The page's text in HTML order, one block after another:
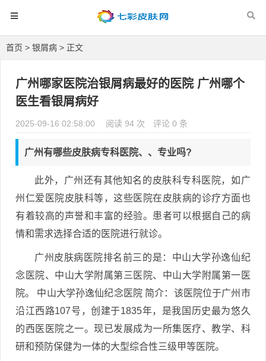
首页 > 银屑病 > 正文
广州哪家医院治银屑病最好的医院 广州哪个
医生看银屑病好
2025-09-16 02:58:00 阅读 94 次 评论 0 条
广州有哪些皮肤病专科医院、、专业吗?
此外，广州还有其他知名的皮肤科专科医院，如广
州仁爱医院皮肤科等，这些医院在皮肤病的诊疗方面也
有着较高的声誉和丰富的经验。患者可以根据自己的病
情和需求选择合适的医院进行就诊。
广州皮肤病医院排名前三的是：中山大学孙逸仙纪
念医院、中山大学附属第三医院、中山大学附属第一医
院。 中山大学孙逸仙纪念医院 简介：该医院位于广州市
沿江西路107号，创建于1835年，是我国历史最为悠久
的西医医院之一。现已发展成为一所集医疗、教学、科
研和预防保健为一体的大型综合性三级甲等医院。